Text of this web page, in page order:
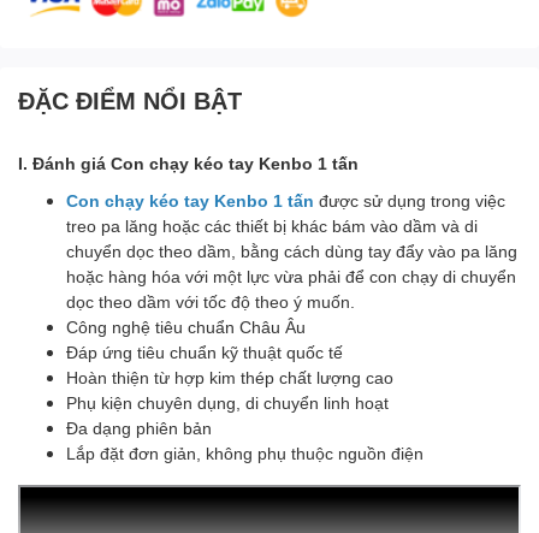
ĐẶC ĐIỂM NỔI BẬT
I. Đánh giá Con chạy kéo tay Kenbo 1 tấn
Con chạy kéo tay Kenbo 1 tấn được sử dụng trong việc
treo pa lăng hoặc các thiết bị khác bám vào dầm và di
chuyển dọc theo dầm, bằng cách dùng tay đẩy vào pa lăng
hoặc hàng hóa với một lực vừa phải để con chạy di chuyển
dọc theo dầm với tốc độ theo ý muốn.
Công nghệ tiêu chuẩn Châu Âu
Đáp ứng tiêu chuẩn kỹ thuật quốc tế
Hoàn thiện từ hợp kim thép chất lượng cao
Phụ kiện chuyên dụng, di chuyển linh hoạt
Đa dạng phiên bản
Lắp đặt đơn giản, không phụ thuộc nguồn điện